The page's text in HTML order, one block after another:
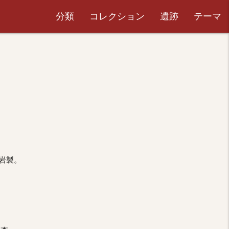
分類 コレクション 遺跡 テーマ
製。